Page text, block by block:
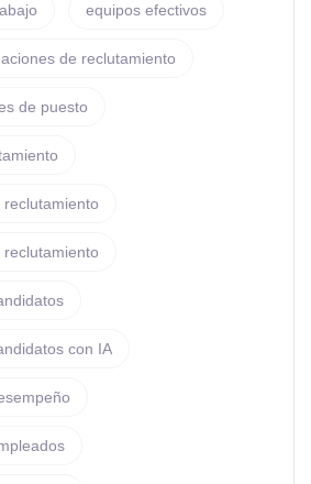
equipos efectivos
de reclutamiento
de puesto
con IA